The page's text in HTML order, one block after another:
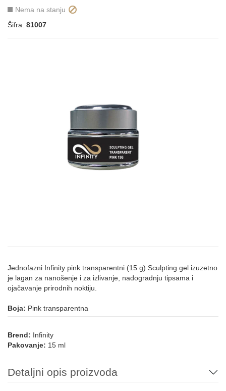
Nema na stanju
Šifra: 81007
Jednofazni Infinity pink transparentni (15 g) Sculpting gel izuzetno
je lagan za nanošenje i za izlivanje, nadogradnju tipsama i
ojačavanje prirodnih noktiju.
Boja: Pink transparentna
Brend: Infinity
Pakovanje: 15 ml
Detaljni opis proizvoda